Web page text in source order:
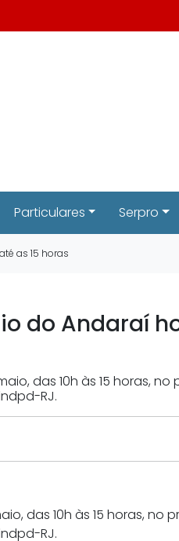
Particulares Serpro
as 15 horas
do Andaraí
das 10h às 15 horas,
RJ.
das 10h às 15 horas,
RJ.